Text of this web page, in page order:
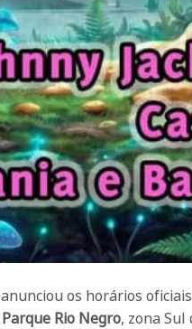
anunciou os horários
Parque Rio Negro, zona Sul